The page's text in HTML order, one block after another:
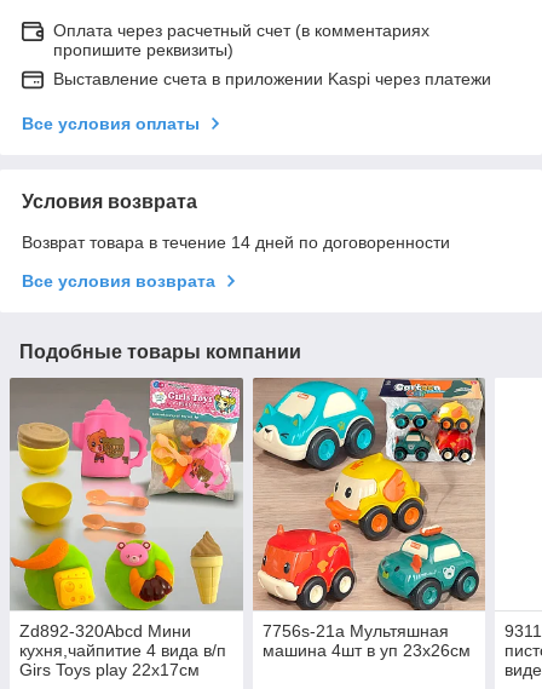
Оплата через расчетный счет (в комментариях
пропишите реквизиты)
Выставление счета в приложении Kaspi через платежи
Все условия оплаты
Условия возврата
Возврат товара в течение 14 дней по договоренности
Все условия возврата
Подобные товары компании
Zd892-320Abcd Мини
кухня,чайпитие 4 вида в/п
Girs Toys play 22х17см
7756s-21a Мультяшная
машина 4шт в уп 23х26см